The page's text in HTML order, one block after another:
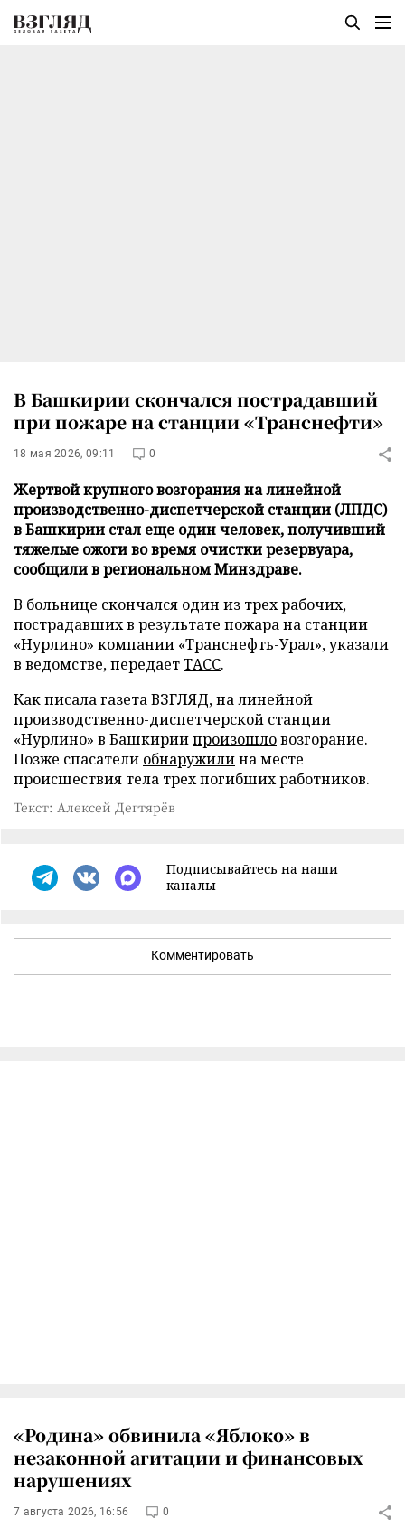
В Башкирии скончался пострадавший
при пожаре на станции «Транснефти»
18 мая 2026, 09:11 0
Жертвой крупного возгорания на линейной
производственно-диспетчерской станции (ЛПДС)
в Башкирии стал еще один человек, получивший
тяжелые ожоги во время очистки резервуара,
сообщили в региональном Минздраве.
В больнице скончался один из трех рабочих,
пострадавших в результате пожара на станции
«Нурлино» компании «Транснефть-Урал», указали
в ведомстве, передаетТАСС.
Как писала газета ВЗГЛЯД, на линейной
производственно-диспетчерской станции
«Нурлино» в Башкириипроизошловозгорание.
Позже спасатели обнаружилина месте
происшествия тела трех погибших работников.
Текст: Алексей Дегтярёв
Подписывайтесь на наши
каналы
Комментировать
«Родина» обвинила «Яблоко» в
незаконной агитации и финансовых
нарушениях
7 августа 2026, 16:56 0